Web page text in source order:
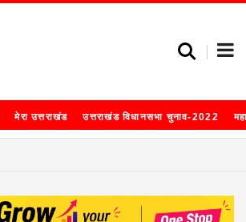
मेरा उत्तराखंड उत्तराखंड विधानसभा चुनाव-2022